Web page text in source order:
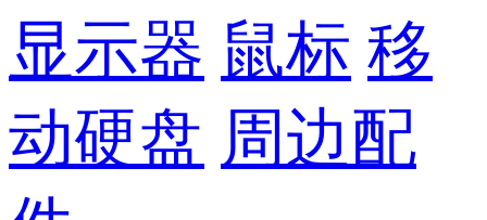
显示器 鼠标 移
动硬盘 周边配